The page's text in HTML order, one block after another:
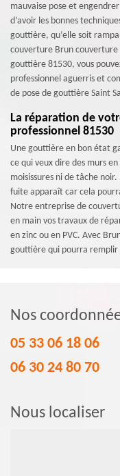
mauvaise pose et
d’avoir les bonnes
gouttière, qu’elle soit
couverture Brun couverture
gouttière 81530, vous
professionnel aguerris et
de pose de gouttière Saint
La réparation de
professionnel 81530
Une gouttière en bon état
ce qui veux dire des murs
moisissures ni de tâche
fuite apparaît car cela
Notre entreprise de
en main vos travaux de
en zinc ou en PVC. Avec
gouttière qui pourra
Nos
05 33 06 18 06
06 30 24 80 70
Nous localiser